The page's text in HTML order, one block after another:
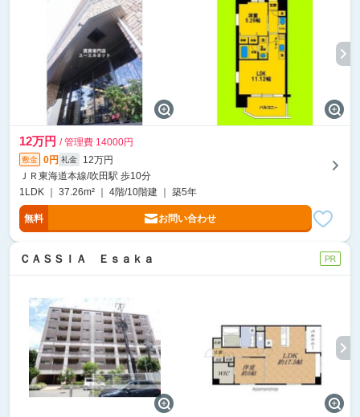
12万円 / 管理費 14000円
敷金 0円 礼金
12万円
ＪＲ東海道本線/吹田駅 歩10分
1LDK ｜ 37.26m² ｜ 4階/10階建 ｜ 築5年
無料 お問い合わせ
ＣＡＳＳＩＡ Ｅｓａｋａ